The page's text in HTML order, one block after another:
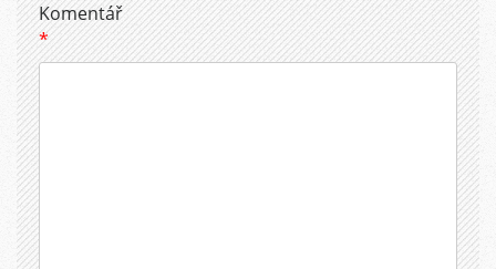
Komentář
*